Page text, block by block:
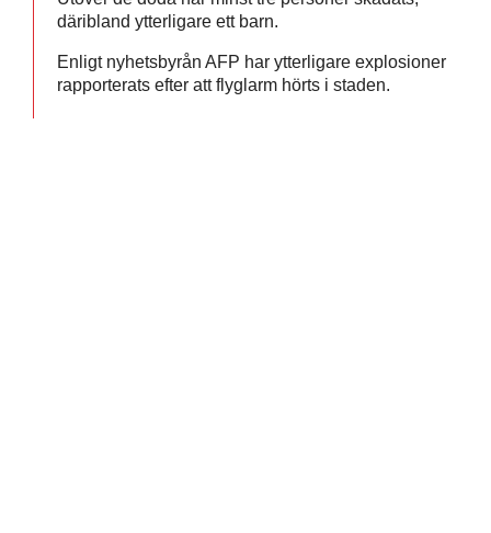
däribland ytterligare ett barn.
Enligt nyhetsbyrån AFP har ytterligare explosioner
rapporterats efter att flyglarm hörts i staden.